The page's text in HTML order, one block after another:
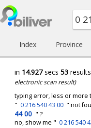
Index Province
in 14.927secs 53
electronic scan result)
typing error, less or more
" 0 216 540 43 00 " not
44 00 " ?
no, show me " 0 216 540